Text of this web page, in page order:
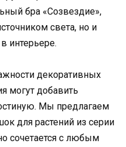
бра «Созвездие»,
света, но и
интерьере.
декоративных
могут добавить
Мы предлагаем
для растений из серии
сочетается с любым